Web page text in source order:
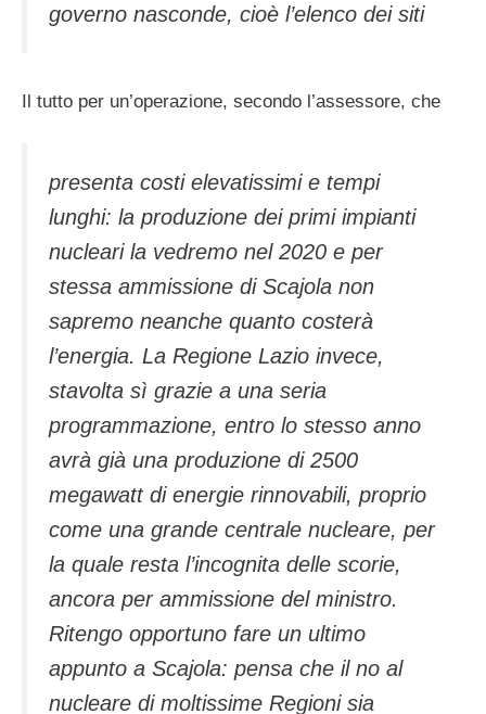
governo nasconde, cioè l’elenco dei siti
Il tutto per un’operazione, secondo l’assessore, che
presenta costi elevatissimi e tempi
lunghi: la produzione dei primi impianti
nucleari la vedremo nel 2020 e per
stessa ammissione di Scajola non
sapremo neanche quanto costerà
l’energia. La Regione Lazio invece,
stavolta sì grazie a una seria
programmazione, entro lo stesso anno
avrà già una produzione di 2500
megawatt di energie rinnovabili, proprio
come una grande centrale nucleare, per
la quale resta l’incognita delle scorie,
ancora per ammissione del ministro.
Ritengo opportuno fare un ultimo
appunto a Scajola: pensa che il no al
nucleare di moltissime Regioni sia